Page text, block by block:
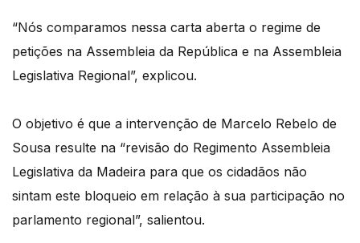
“Nós comparamos nessa carta aberta o regime de
petições na Assembleia da República e na Assembleia
Legislativa Regional”, explicou.
O objetivo é que a intervenção de Marcelo Rebelo de
Sousa resulte na “revisão do Regimento Assembleia
Legislativa da Madeira para que os cidadãos não
sintam este bloqueio em relação à sua participação no
parlamento regional”, salientou.